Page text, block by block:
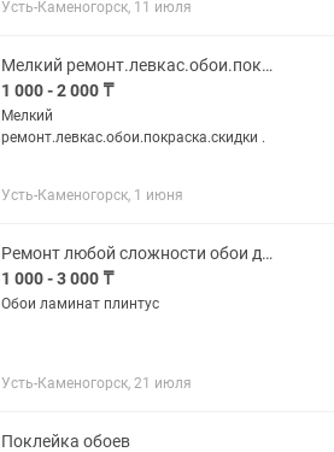
Усть-Каменогорск, 11 июля
Мелкий ремонт.левкас.обои.покраска.штукатурка
1 000 - 2 000 ₸
Мелкий
ремонт.левкас.обои.покраска.скидки .
Усть-Каменогорск, 1 июня
Ремонт любой сложности обои декоративная штукатурка. Плитка кафель ламинат
1 000 - 3 000 ₸
Обои ламинат плинтус
Усть-Каменогорск, 21 июля
Поклейка обоев